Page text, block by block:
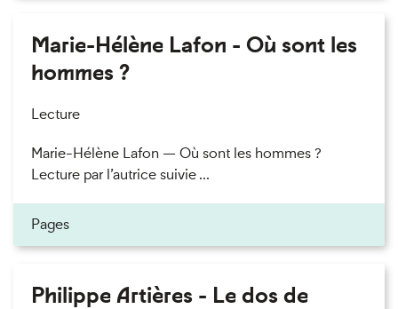
Marie-Hélène Lafon - Où sont les
hommes ?
Lecture
Marie-Hélène Lafon — Où sont les hommes ?
Lecture par l’autrice suivie ...
Pages
Philippe Artières - Le dos de